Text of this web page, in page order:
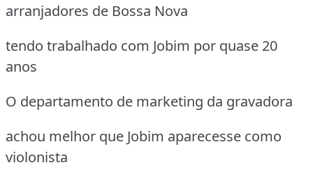
arranjadores de Bossa Nova
tendo trabalhado com Jobim por quase 20
anos
O departamento de marketing da gravadora
achou melhor que Jobim aparecesse como
violonista